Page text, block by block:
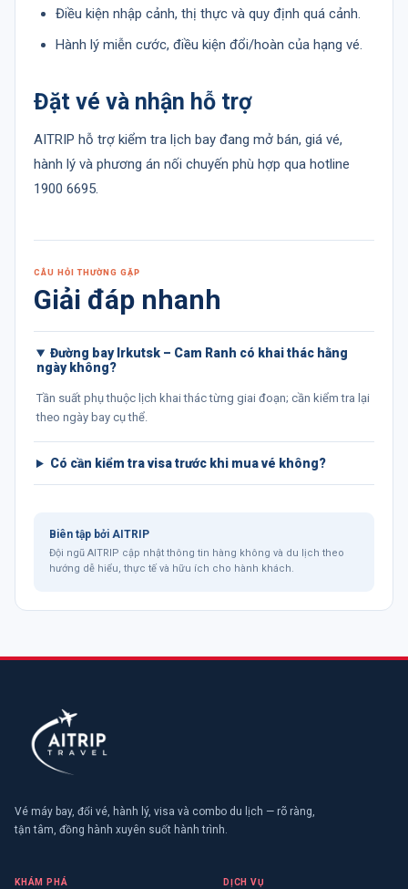
Điều kiện nhập cảnh, thị thực và quy định quá cảnh.
Hành lý miễn cước, điều kiện đổi/hoàn của hạng vé.
Đặt vé và nhận hỗ trợ
AITRIP hỗ trợ kiểm tra lịch bay đang mở bán, giá vé,
hành lý và phương án nối chuyến phù hợp qua hotline
1900 6695.
CÂU HỎI THƯỜNG GẶP
Giải đáp nhanh
Đường bay Irkutsk – Cam Ranh có khai thác hằng
ngày không?
Tần suất phụ thuộc lịch khai thác từng giai đoạn; cần kiểm tra lại
theo ngày bay cụ thể.
Có cần kiểm tra visa trước khi mua vé không?
Biên tập bởi AITRIP
Đội ngũ AITRIP cập nhật thông tin hàng không và du lịch theo
hướng dễ hiểu, thực tế và hữu ích cho hành khách.
Vé máy bay, đổi vé, hành lý, visa và combo du lịch — rõ ràng,
tận tâm, đồng hành xuyên suốt hành trình.
KHÁM PHÁ DỊCH VỤ